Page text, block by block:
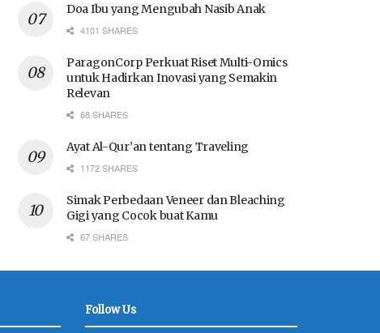
Doa Ibu yang Mengubah Nasib Anak
4101 SHARES
ParagonCorp Perkuat Riset Multi-Omics
untuk Hadirkan Inovasi yang Semakin
Relevan
68 SHARES
Ayat Al-Qur’an tentang Traveling
1172 SHARES
Simak Perbedaan Veneer dan Bleaching
Gigi yang Cocok buat Kamu
67 SHARES
Follow Us